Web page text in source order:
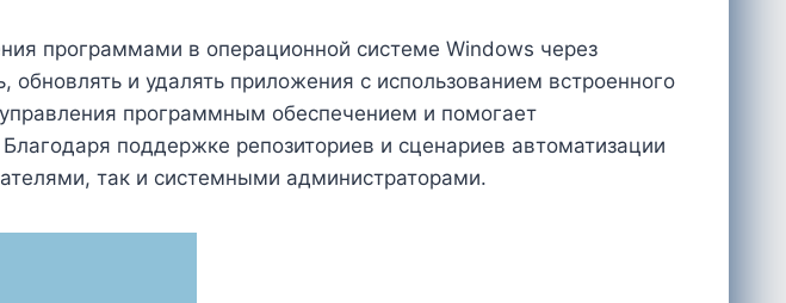
программами в операционной системе Windows через
и удалять приложения с использованием встроенного
программным обеспечением и помогает
поддержке репозиториев и сценариев автоматизации
так и системными администраторами.